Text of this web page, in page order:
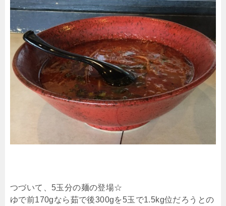
つづいて、5玉分の麺の登場☆
ゆで前170gなら茹で後300gを5玉で1.5kg位だろうとの